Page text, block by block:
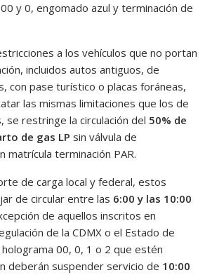
y 0, engomado azul y terminación de
a los vehículos que no portan
incluidos autos antiguos, de
con pase turístico o placas foráneas,
las mismas limitaciones que los de
se restringe la circulación del 50% de
de gas LP sin válvula de
matrícula terminación PAR.
de carga local y federal, estos
de circular entre las 6:00 y las 10:00
de aquellos inscritos en
de la CDMX o el Estado de
00, 0, 1 o 2 que estén
deberán suspender servicio de 10:00